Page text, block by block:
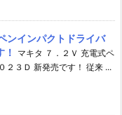
ンインパクトドライバ
マキタ ７．２Ｖ 充電式ペ
２３Ｄ 新発売です！ 従来 ...